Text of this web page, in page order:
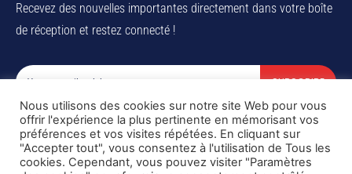
Recevez des nouvelles importantes directement dans votre boîte
de réception et restez connecté !
SUBSCRIBE
I've read and accept thePrivacy Policy.
Nous utilisons des cookies sur notre site Web pour vous
offrir l'expérience la plus pertinente en mémorisant vos
préférences et vos visites répétées. En cliquant sur
"Accepter tout", vous consentez à l'utilisation de Tous les
cookies. Cependant, vous pouvez visiter "Paramètres